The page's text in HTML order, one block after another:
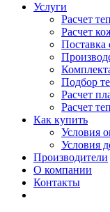
Услуги
Расчет
Расчет
Поставка
Подбор
Расчет
Расчет
Как купить
Условия
Условия
Производители
О компании
Контакты